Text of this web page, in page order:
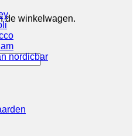
de winkelwagen.
nordicbar